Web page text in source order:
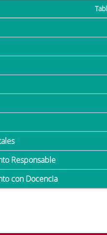
Responsable
con Docencia